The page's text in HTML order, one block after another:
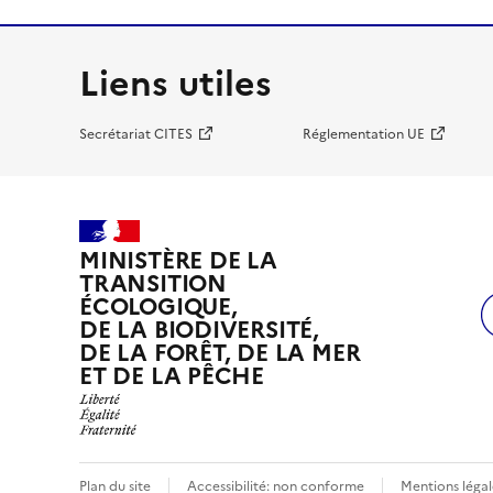
Liens utiles
Secrétariat CITES Réglementation UE
MINISTÈRE DE LA
TRANSITION
ÉCOLOGIQUE,
DE LA BIODIVERSITÉ,
DE LA FORÊT, DE LA MER
ET DE LA PÊCHE
Plan du site Accessibilité: non conforme Mentions